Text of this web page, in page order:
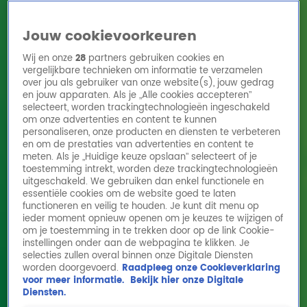
HomeActiesRadioshows DJ'sRadio 10 zendersHitlijsten
Radio luisteren
Volg Radio 10
Zoeken
HomeOnline Radio LuisterenActiesShowsAlle zenders
He did it! Gijs Staverman live op de pedalen
voor Alpe d'HuZes
21 mei 2026, 18:36
Jouw cookievoorkeuren
Wij en onze28 partners gebruiken cookies en
vergelijkbare technieken om informatie te verzamelen
over jou als gebruiker van onze website(s), jouw gedrag
en jouw apparaten. Als je „Alle cookies accepteren”
selecteert, worden trackingtechnologieën ingeschakeld
om onze advertenties en content te kunnen
personaliseren, onze producten en diensten te verbeteren
en om de prestaties van advertenties en content te
meten. Als je „Huidige keuze opslaan” selecteert of je
toestemming intrekt, worden deze trackingtechnologieën
uitgeschakeld. We gebruiken dan enkel functionele en
essentiële cookies om de website goed te laten
functioneren en veilig te houden. Je kunt dit menu op
ieder moment opnieuw openen om je keuzes te wijzigen of
om je toestemming in te trekken door op de link Cookie-
instellingen onder aan de webpagina te klikken. Je
selecties zullen overal binnen onze Digitale Diensten
worden doorgevoerd. Raadpleeg onze Cookieverklaring
voor meer informatie. Bekijk hier onze Digitale
Diensten.